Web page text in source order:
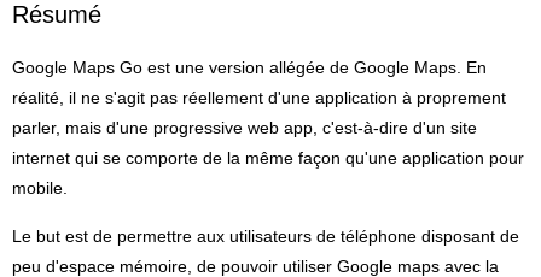
Résumé
Google Maps Go est une version allégée de Google Maps. En
réalité, il ne s'agit pas réellement d'une application à proprement
parler, mais d'une progressive web app, c'est-à-dire d'un site
internet qui se comporte de la même façon qu'une application pour
mobile.
Le but est de permettre aux utilisateurs de téléphone disposant de
peu d'espace mémoire, de pouvoir utiliser Google maps avec la